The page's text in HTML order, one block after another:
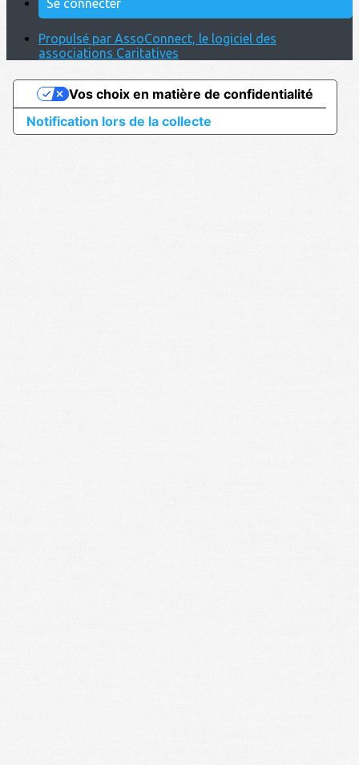
Se connecter
Propulsé par AssoConnect, le logiciel des
associations Caritatives
Notification lors de la collecte
Vos choix en matière de confidentialité